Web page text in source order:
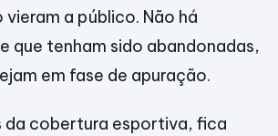
vieram a público. Não há
que tenham sido abandonadas,
em fase de apuração.
da cobertura esportiva, fica